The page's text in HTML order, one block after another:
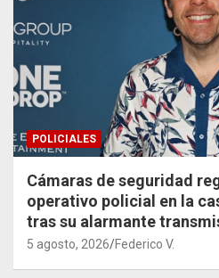
POLICIALES
Cámaras de seguridad
operativo policial en la
tras su alarmante
5 agosto, 2026 Federico V.